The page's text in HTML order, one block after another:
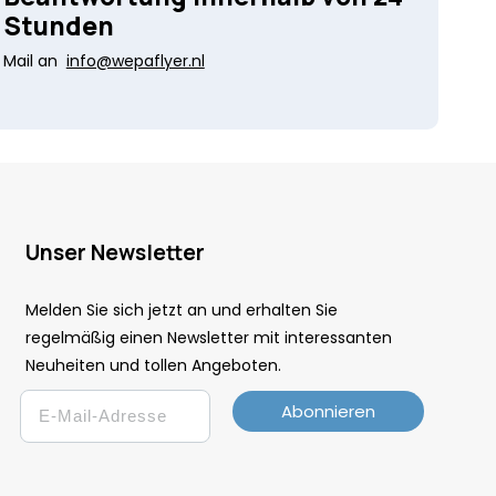
Stunden
Mail an info@wepaflyer.nl
Unser Newsletter
Melden Sie sich jetzt an und erhalten Sie
regelmäßig einen Newsletter mit interessanten
Neuheiten und tollen Angeboten.
Email
Abonnieren